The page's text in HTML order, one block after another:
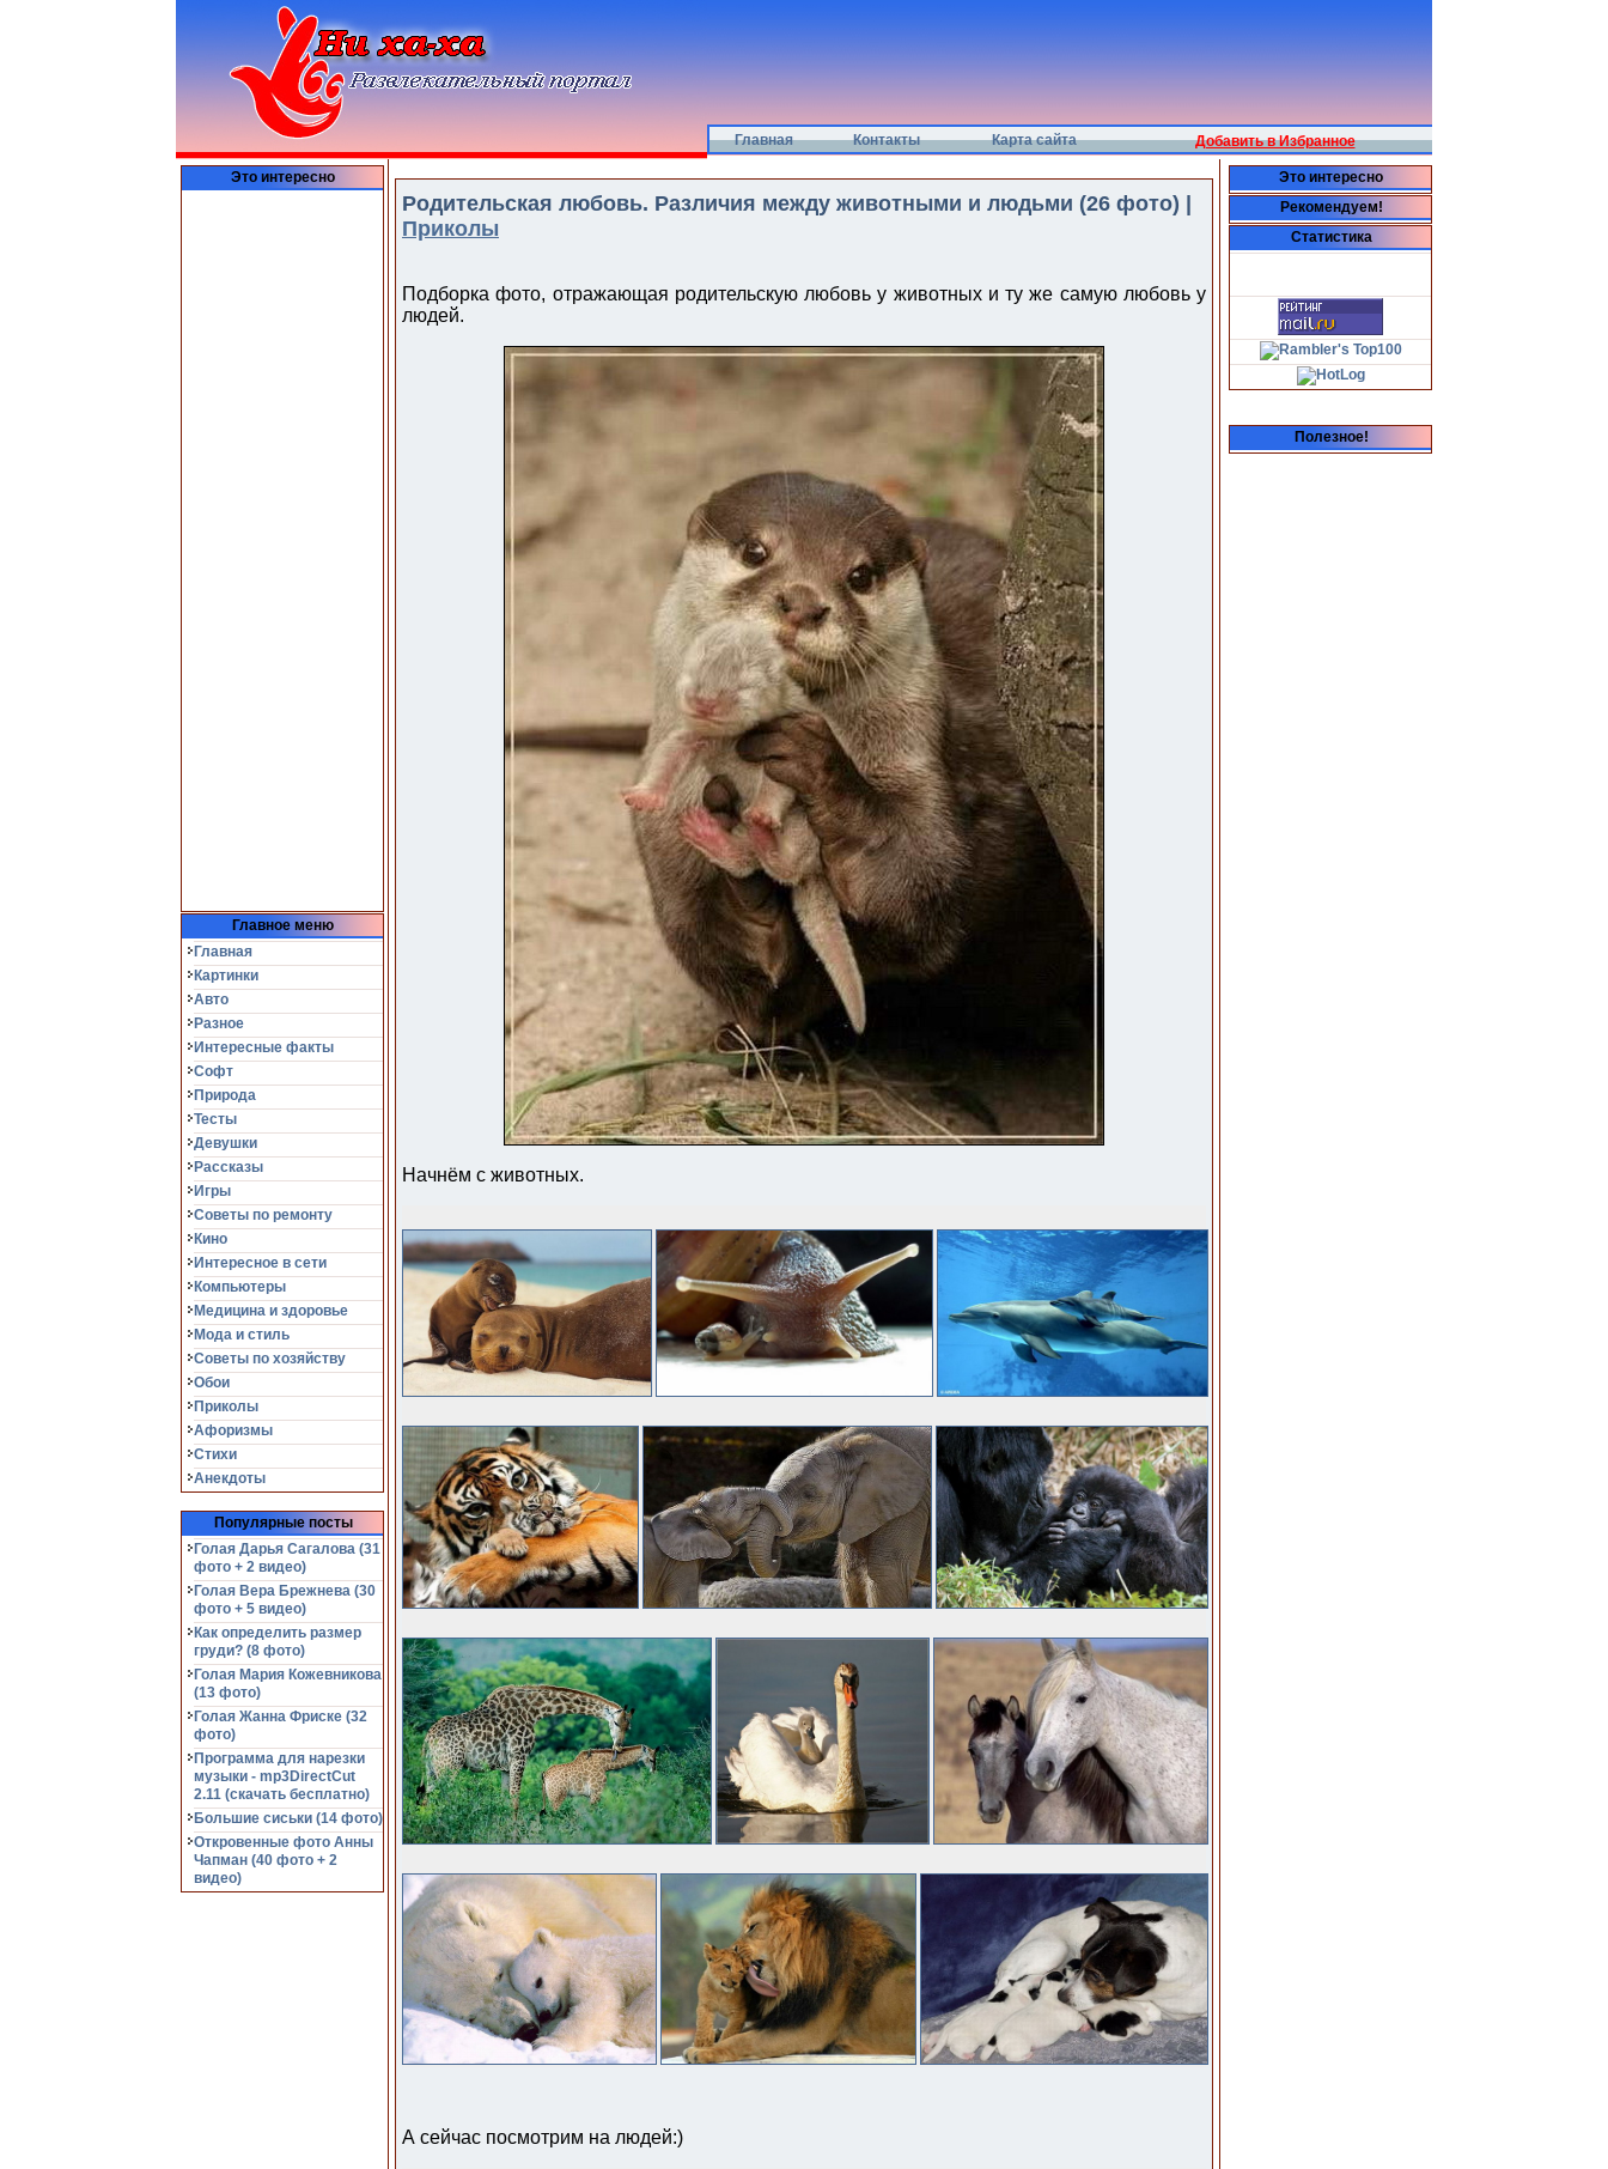
Главная Контакты Карта сайта Добавить в Избранное
Это интересно
Главное меню
Главная
Картинки
Авто
Разное
Интересные факты
Софт
Природа
Тесты
Девушки
Рассказы
Игры
Советы по ремонту
Кино
Интересное в сети
Компьютеры
Медицина и здоровье
Мода и стиль
Советы по хозяйству
Обои
Приколы
Афоризмы
Стихи
Анекдоты
Популярные посты
Голая Дарья Сагалова (31
фото + 2 видео)
Голая Вера Брежнева (30
фото + 5 видео)
Как определить размер
груди? (8 фото)
Голая Мария Кожевникова
(13 фото)
Голая Жанна Фриске (32
фото)
Программа для нарезки
музыки - mp3DirectCut
2.11 (cкачать бесплатно)
Большие сиськи (14 фото)
Откровенные фото Анны
Чапман (40 фото + 2
видео)
Родительская любовь. Различия между животными и людьми (26 фото) |
Приколы
Подборка фото, отражающая родительскую любовь у животных и ту же самую любовь у
людей.
Начнём с животных.
А сейчас посмотрим на людей:)
Это интересно
Рекомендуем!
Статистика
Полезное!